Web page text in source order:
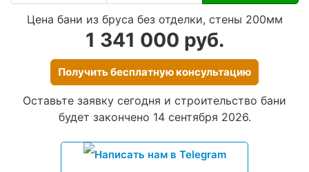
Цена бани из бруса без отделки, стены 200мм
1 341 000 руб.
Получить бесплатную консультацию
Оставьте заявку сегодня и строительство бани
будет закончено 14 сентября 2026.